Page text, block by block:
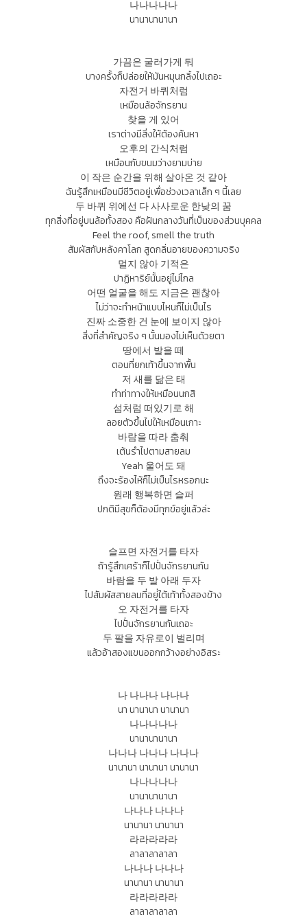
나나나나나
นานานานานา
가끔은 굴러가게 둬
บางครั้งก็ปล่อยให้มันหมุนกลิ้งไปเถอะ
자전거 바퀴처럼
เหมือนล้อจักรยาน
찾을 게 있어
เราต่างมีสิ่งให้ต้องค้นหา
오후의 간식처럼
เหมือนกับขนมว่างยามบ่าย
이 작은 순간을 위해 살아온 것 같아
ฉันรู้สึกเหมือนมีชีวิตอยู่เพื่อช่วงเวลาเล็ก ๆ นี้เลย
두 바퀴 위에선 다 사사로운 한낮의 꿈
ทุกสิ่งที่อยู่บนล้อทั้งสอง คือฝันกลางวันที่เป็นของส่วนบุคคล
Feel the roof, smell the truth
สัมผัสกับหลังคาโลก สูดกลิ่นอายของความจริง
멀지 않아 기적은
ปาฏิหาริย์นั้นอยู่ไม่ไกล
어떤 얼굴을 해도 지금은 괜찮아
ไม่ว่าจะทำหน้าแบบไหนก็ไม่เป็นไร
진짜 소중한 건 눈에 보이지 않아
สิ่งที่สำคัญจริง ๆ นั้นมองไม่เห็นด้วยตา
땅에서 발을 떼
ตอนที่ยกเท้าขึ้นจากพื้น
저 새를 닮은 태
ทำท่าทางให้เหมือนนกสิ
섬처럼 떠있기로 해
ลอยตัวขึ้นไปให้เหมือนเกาะ
바람을 따라 춤춰
เต้นรำไปตามสายลม
Yeah 울어도 돼
ถึงจะร้องไห้ก็ไม่เป็นไรหรอกนะ
원래 행복하면 슬퍼
ปกติมีสุขก็ต้องมีทุกข์อยู่แล้วล่ะ
슬프면 자전거를 타자
ถ้ารู้สึกเศร้าก็ไปปั่นจักรยานกัน
바람을 두 발 아래 두자
ไปสัมผัสสายลมที่อยู่่ใต้เท้าทั้งสองข้าง
오 자전거를 타자
ไปปั่นจักรยานกันเถอะ
두 팔을 자유로이 벌리며
แล้วอ้าสองแขนออกกว้างอย่างอิสระ
나 나나나 나나나
นา นานานา นานานา
나나나나나
นานานานานา
나나나 나나나 나나나
นานานา นานานา นานานา
나나나나나
นานานานานา
나나나 나나나
นานานา นานานา
라라라라라
ลาลาลาลาลา
나나나 나나나
นานานา นานานา
라라라라라
ลาลาลาลาลา